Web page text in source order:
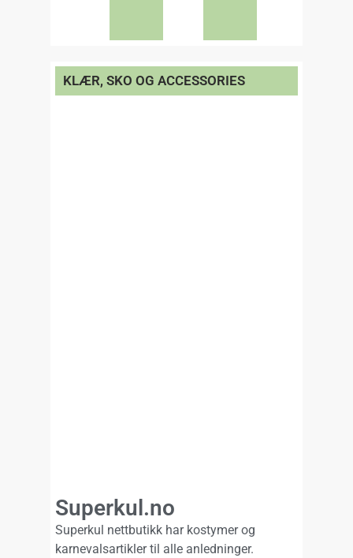
KLÆR, SKO OG ACCESSORIES
Superkul.no
Superkul nettbutikk har kostymer og
karnevalsartikler til alle anledninger.